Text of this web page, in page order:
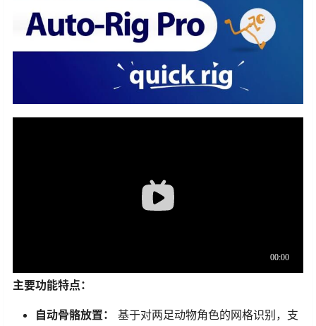
主要功能特点：
自动骨骼放置：
基于对两足动物角色的网格识别，支